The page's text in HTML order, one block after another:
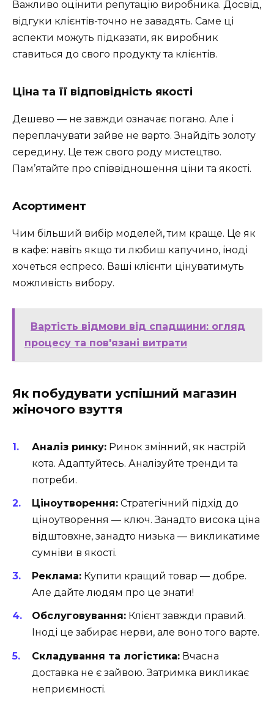
Важливо оцінити репутацію виробника. Досвід,
відгуки клієнтів-точно не завадять. Саме ці
аспекти можуть підказати, як виробник
ставиться до свого продукту та клієнтів.
Ціна та її відповідність якості
Дешево — не завжди означає погано. Але і
переплачувати зайве не варто. Знайдіть золоту
середину. Це теж свого роду мистецтво.
Пам’ятайте про співвідношення ціни та якості.
Асортимент
Чим більший вибір моделей, тим краще. Це як
в кафе: навіть якщо ти любиш капучино, іноді
хочеться еспресо. Ваші клієнти цінуватимуть
можливість вибору.
Вартість відмови від спадщини: огляд
процесу та пов'язані витрати
Як побудувати успішний магазин
жіночого взуття
Аналіз ринку: Ринок змінний, як настрій
кота. Адаптуйтесь. Аналізуйте тренди та
потреби.
Ціноутворення: Стратегічний підхід до
ціноутворення — ключ. Занадто висока ціна
відштовхне, занадто низька — викликатиме
сумніви в якості.
Реклама: Купити кращий товар — добре.
Але дайте людям про це знати!
Обслуговування: Клієнт завжди правий.
Іноді це забирає нерви, але воно того варте.
Складування та логістика: Вчасна
доставка не є зайвою. Затримка викликає
неприємності.